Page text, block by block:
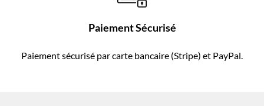
Paiement Sécurisé
Paiement sécurisé par carte bancaire (Stripe) et PayPal.